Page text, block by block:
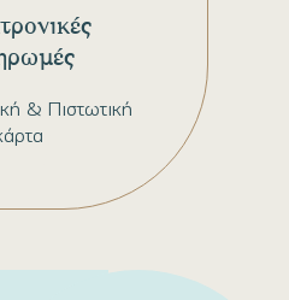
& Πιστωτική